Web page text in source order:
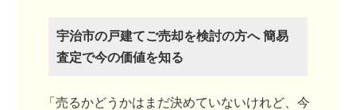
宇治市の戸建てご売却を検討の方へ 簡易
査定で今の価値を知る
「売るかどうかはまだ決めていないけれど、今